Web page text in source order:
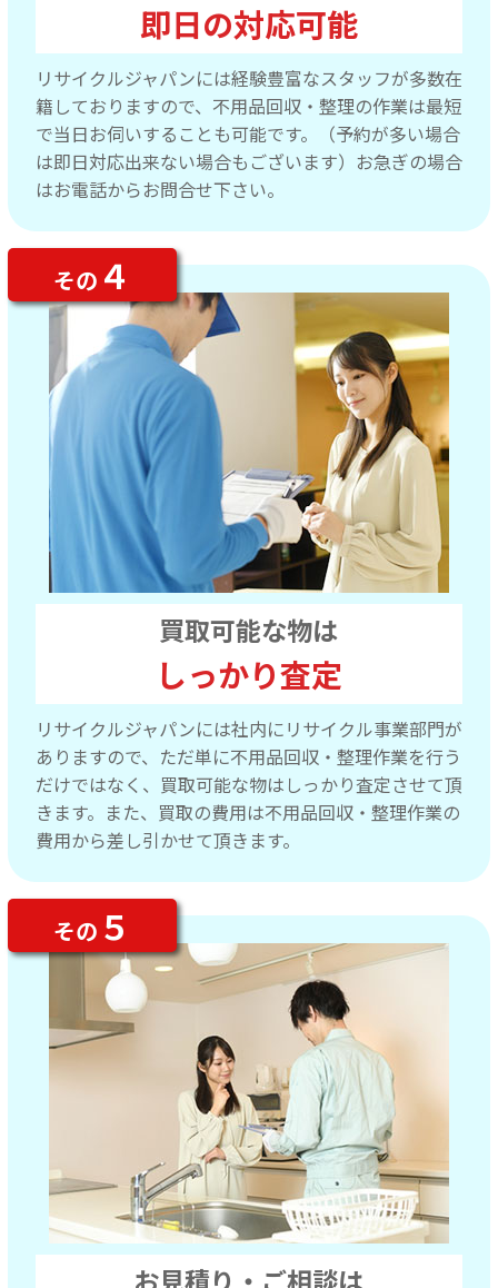
即日の対応可能
リサイクルジャパンには経験豊富なスタッフが多数在
籍しておりますので、不用品回収・整理の作業は最短
で当日お伺いすることも可能です。（予約が多い場合
は即日対応出来ない場合もございます）お急ぎの場合
はお電話からお問合せ下さい。
買取可能な物は
しっかり査定
リサイクルジャパンには社内にリサイクル事業部門が
ありますので、ただ単に不用品回収・整理作業を行う
だけではなく、買取可能な物はしっかり査定させて頂
きます。また、買取の費用は不用品回収・整理作業の
費用から差し引かせて頂きます。
その ４
お見積り・ご相談は
その ５